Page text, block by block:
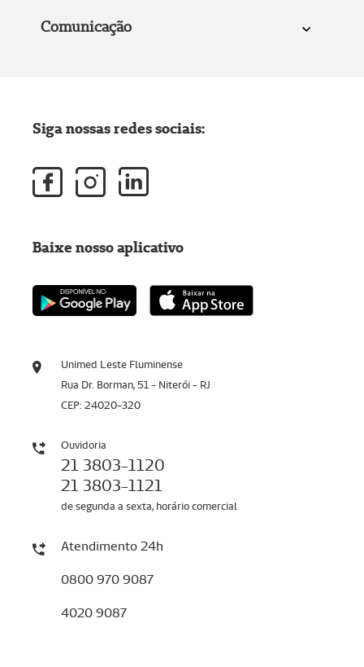
Comunicação
Unimed Leste Fluminense
Rua Dr. Borman, 51 - Niterói - RJ
CEP: 24020-320
Ouvidoria
21 3803-1120
21 3803-1121
de segunda a sexta, horário comercial
Atendimento 24h
0800 970 9087
4020 9087
Siga nossas redes sociais:
Baixe nosso aplicativo